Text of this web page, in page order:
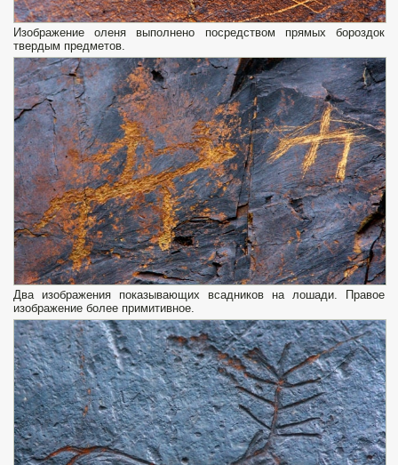
Изображение оленя выполнено посредством прямых бороздок
твердым предметов.
Два изображения показывающих всадников на лошади. Правое
изображение более примитивное.